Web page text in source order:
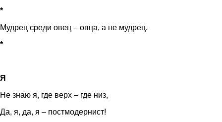
*
Мудрец среди овец – овца, а не мудрец.
*
Я
Не знаю я, где верх – где низ,
Да, я, да, я – постмодернист!